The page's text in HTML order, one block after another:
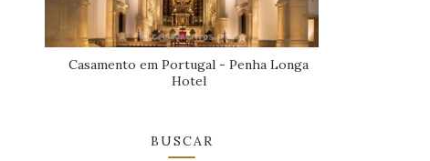
Casamento em Portugal - Penha Longa
Hotel
BUSCAR